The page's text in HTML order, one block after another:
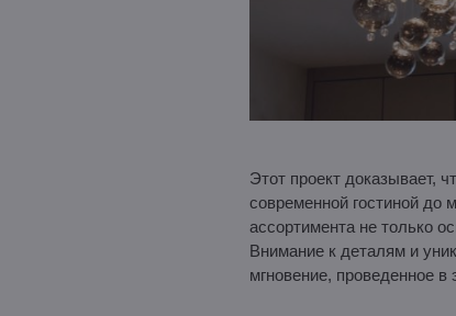
Этот проект доказывает,
современной гостиной до
ассортимента не только
Внимание к деталям и
мгновение, проведенное